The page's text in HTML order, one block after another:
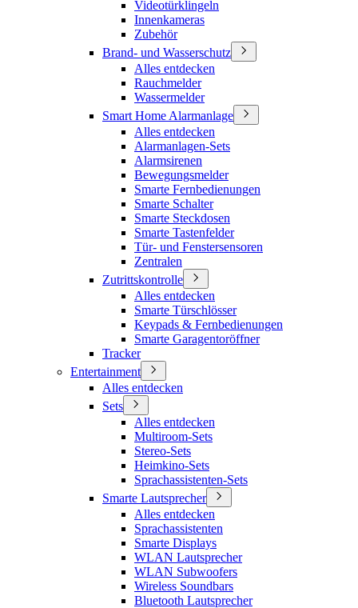
Videotürklingeln
Innenkameras
Zubehör
Brand- und Wasserschutz
Alles entdecken
Rauchmelder
Wassermelder
Smart Home Alarmanlage
Alles entdecken
Alarmanlagen-Sets
Alarmsirenen
Bewegungsmelder
Smarte Fernbedienungen
Smarte Schalter
Smarte Steckdosen
Smarte Tastenfelder
Tür- und Fenstersensoren
Zentralen
Zutrittskontrolle
Alles entdecken
Smarte Türschlösser
Keypads & Fernbedienungen
Smarte Garagentoröffner
Tracker
Entertainment
Alles entdecken
Sets
Alles entdecken
Multiroom-Sets
Stereo-Sets
Heimkino-Sets
Sprachassistenten-Sets
Smarte Lautsprecher
Alles entdecken
Sprachassistenten
Smarte Displays
WLAN Lautsprecher
WLAN Subwoofers
Wireless Soundbars
Bluetooth Lautsprecher